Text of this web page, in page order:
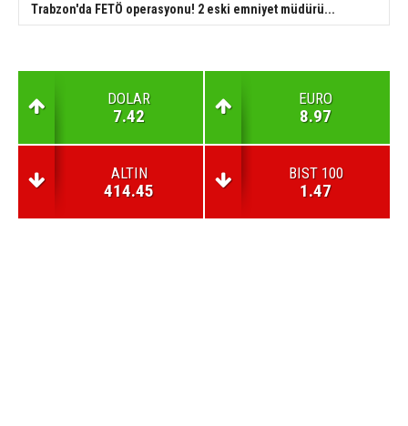
Trabzon'da FETÖ operasyonu! 2 eski emniyet müdürü...
DOLAR
7.42
EURO
8.97
ALTIN
414.45
BIST 100
1.47